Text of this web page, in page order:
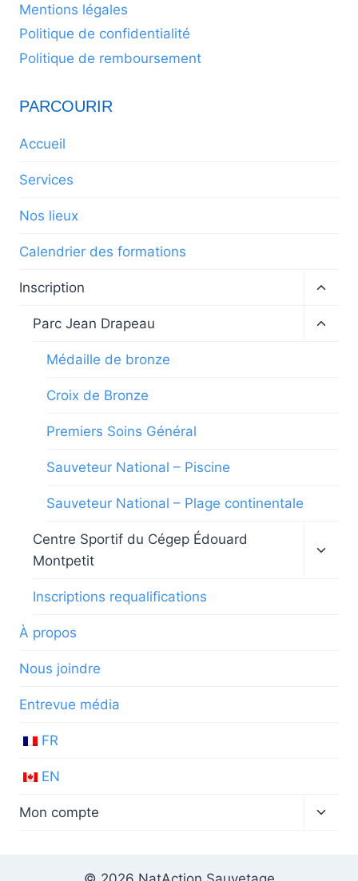
Mentions légales
Politique de confidentialité
Politique de remboursement
PARCOURIR
Accueil
Services
Nos lieux
Calendrier des formations
Inscription
menu
Parc Jean Drapeau
Médaille de bronze
Croix de Bronze
Premiers Soins Général
Sauveteur National – Piscine
Sauveteur National – Plage continentale
Centre Sportif du Cégep Édouard
Montpetit
le
Inscriptions requalifications
À propos
Nous joindre
Entrevue média
FR
EN
Mon compte